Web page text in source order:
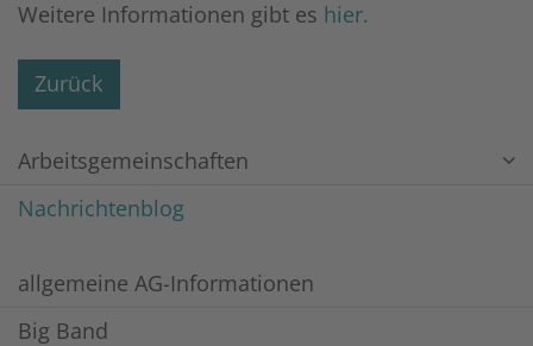
Weitere Informationen gibt es hier.
Zurück
Arbeitsgemeinschaften
Nachrichtenblog
allgemeine AG-Informationen
Big Band